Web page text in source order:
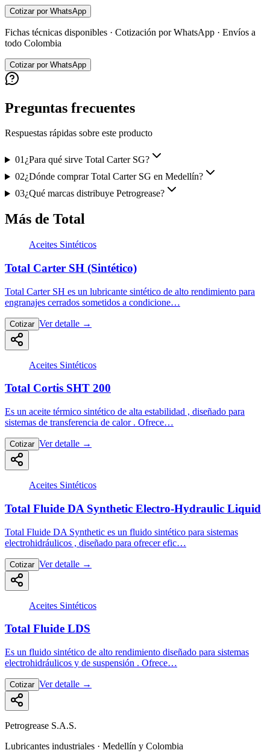
Cotizar por WhatsApp
Fichas técnicas disponibles · Cotización por WhatsApp · Envíos a
todo Colombia
Cotizar por WhatsApp
Preguntas frecuentes
Respuestas rápidas sobre este producto
01¿Para qué sirve Total Carter SG?
02¿Dónde comprar Total Carter SG en Medellín?
03¿Qué marcas distribuye Petrogrease?
Más de Total
Aceites Sintéticos
Total Carter SH (Sintético)
Total Carter SH es un lubricante sintético de alto rendimiento para
engranajes cerrados sometidos a condicione…
Cotizar Ver detalle →
Aceites Sintéticos
Total Cortis SHT 200
Es un aceite térmico sintético de alta estabilidad , diseñado para
sistemas de transferencia de calor . Ofrece…
Cotizar Ver detalle →
Aceites Sintéticos
Total Fluide DA Synthetic Electro-Hydraulic Liquid
Total Fluide DA Synthetic es un fluido sintético para sistemas
electrohidráulicos , diseñado para ofrecer efic…
Cotizar Ver detalle →
Aceites Sintéticos
Total Fluide LDS
Es un fluido sintético de alto rendimiento diseñado para sistemas
electrohidráulicos y de suspensión . Ofrece…
Cotizar Ver detalle →
Petrogrease S.A.S.
Lubricantes industriales · Medellín y Colombia